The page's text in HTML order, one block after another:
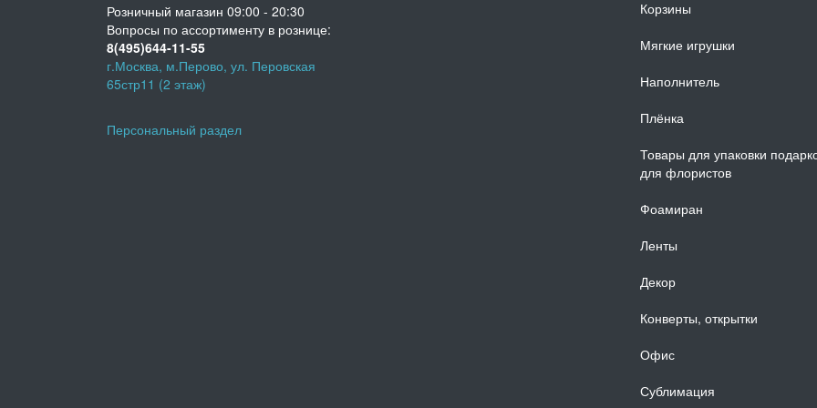
Корзины
Мягкие игрушки
Наполнитель
Плёнка
Товары для упаковки
для флористов
Фоамиран
Ленты
Декор
Конверты, открытки
Офис
Сублимация
Розничный магазин 09:00 - 20:30
Вопросы по ассортименту в рознице:
8(495)644-11-55
г.Москва, м.Перово, ул. Перовская
65стр11 (2 этаж)
Персональный раздел